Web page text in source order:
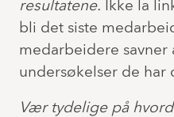
resultatene. Ikke la
bli det siste
medarbeidere savner
undersøkelser de har
Vær tydelige på